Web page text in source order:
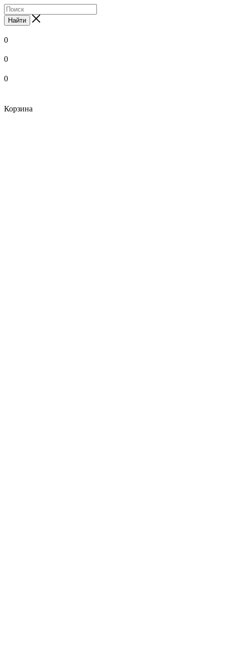
Найти
0
0
0
Корзина